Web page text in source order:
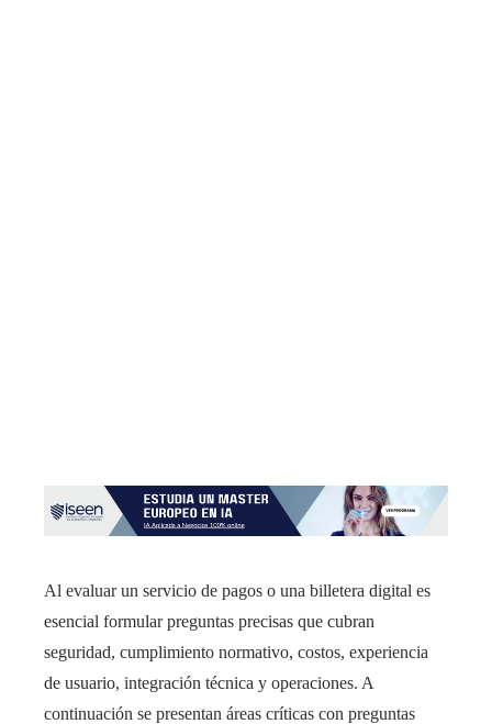
Al evaluar un servicio de pagos o una billetera digital es
esencial formular preguntas precisas que cubran
seguridad, cumplimiento normativo, costos, experiencia
de usuario, integración técnica y operaciones. A
continuación se presentan áreas críticas con preguntas